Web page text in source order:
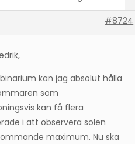
#8724
kan jag absolut hålla
som
kan få flera
i att observera solen
maximum. Nu ska